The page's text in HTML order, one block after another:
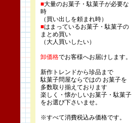
■大量のお菓子・駄菓子が必要な
時
（買い出しを頼まれ時）
■はまっているお菓子・駄菓子の
まとめ買い
（大人買いしたい）
卸価格でお客様へお届けします。
新作トレンドから珍品まで
駄菓子問屋ならではの お菓子を
多数取り揃えております
楽しく・懐かしいお菓子・駄菓子
をお選び下さいませ。
※すべて消費税込み価格です。